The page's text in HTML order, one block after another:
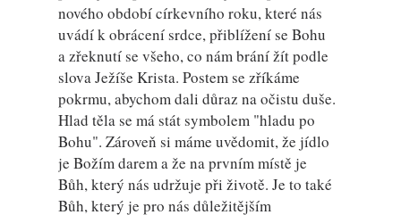
nového období církevního roku, které nás
uvádí k obrácení srdce, přiblížení se Bohu
a zřeknutí se všeho, co nám brání žít podle
slova Ježíše Krista. Postem se zříkáme
pokrmu, abychom dali důraz na očistu duše.
Hlad těla se má stát symbolem "hladu po
Bohu". Zároveň si máme uvědomit, že jídlo
je Božím darem a že na prvním místě je
Bůh, který nás udržuje při životě. Je to také
Bůh, který je pro nás důležitějším